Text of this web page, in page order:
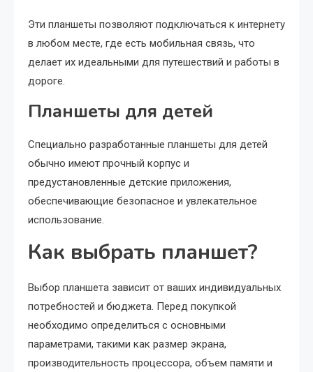
Эти планшеты позволяют подключаться к интернету
в любом месте, где есть мобильная связь, что
делает их идеальными для путешествий и работы в
дороге.
Планшеты для детей
Специально разработанные планшеты для детей
обычно имеют прочный корпус и
предустановленные детские приложения,
обеспечивающие безопасное и увлекательное
использование.
Как выбрать планшет?
Выбор планшета зависит от ваших индивидуальных
потребностей и бюджета. Перед покупкой
необходимо определиться с основными
параметрами, такими как размер экрана,
производительность процессора, объем памяти и